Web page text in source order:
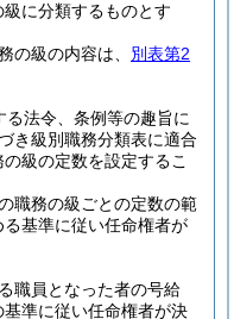
に分類するものとす
の級の内容は、 別表第2
法令、条例等の趣旨に
き級別職務分類表に適合
級の定数を設定するこ
職務の級ごとの定数の範
基準に従い任命権者が
職員となった者の号給
準に従い任命権者が決